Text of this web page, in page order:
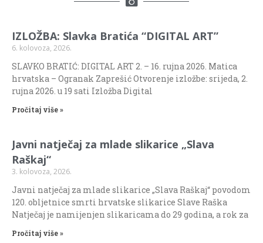
IZLOŽBA: Slavka Bratića “DIGITAL ART”
6. kolovoza, 2026.
SLAVKO BRATIĆ: DIGITAL ART 2. – 16. rujna 2026. Matica
hrvatska – Ogranak Zaprešić Otvorenje izložbe: srijeda, 2.
rujna 2026. u 19 sati Izložba Digital
Pročitaj više »
Javni natječaj za mlade slikarice „Slava
Raškaj“
3. kolovoza, 2026.
Javni natječaj za mlade slikarice „Slava Raškaj“ povodom
120. obljetnice smrti hrvatske slikarice Slave Raška
Natječaj je namijenjen slikaricama do 29 godina, a rok za
Pročitaj više »